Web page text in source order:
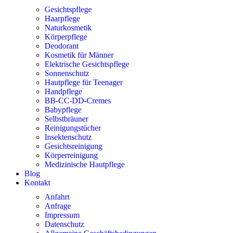
Gesichtspflege
Haarpflege
Naturkosmetik
Körperpflege
Deodorant
Kosmetik für Männer
Elektrische Gesichtspflege
Sonnenschutz
Hautpflege für Teenager
Handpflege
BB-CC-DD-Cremes
Babypflege
Selbstbräuner
Reinigungstücher
Insektenschutz
Gesichtsreinigung
Körperreinigung
Medizinische Hautpflege
Blog
Kontakt
Anfahrt
Anfrage
Impressum
Datenschutz